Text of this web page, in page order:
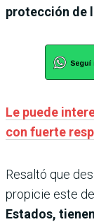
protección de
Le puede
con fuerte
Resaltó que
propicie este
Estados,